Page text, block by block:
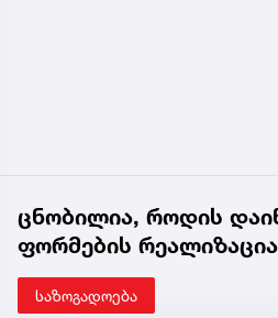
ცნობილია, როდის
ფორმების რეალიზაცია
საზოგადოება